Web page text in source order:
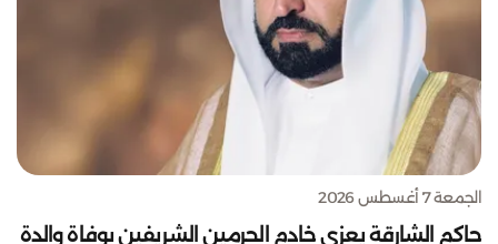
الجمعة 7 أغسطس 2026
حاكم الشارقة يعزي خادم الحرمين الشريفين بوفاة والدة